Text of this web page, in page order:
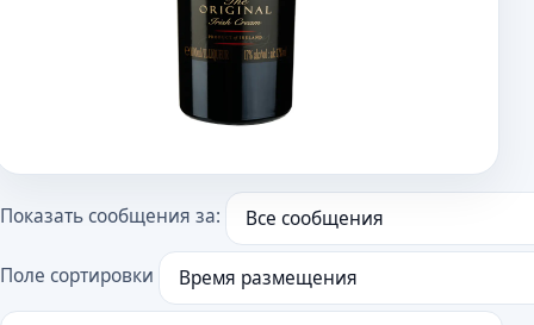
Показать сообщения за:
Поле сортировки